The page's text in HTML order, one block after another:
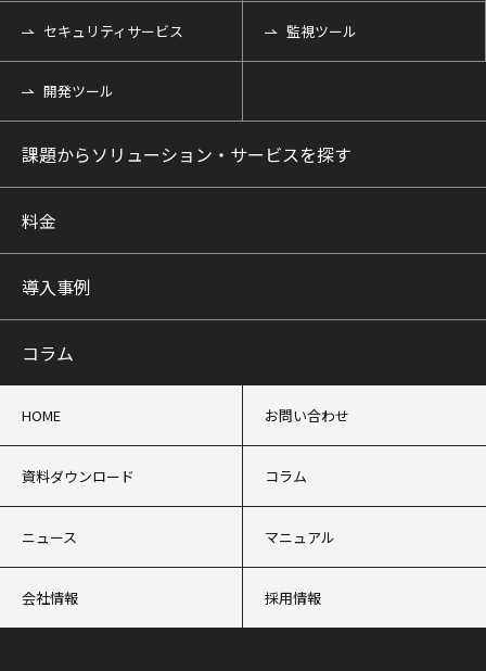
セキュリティサービス 監視ツール
開発ツール
課題からソリューション・サービスを探す
料金
導入事例
コラム
HOME お問い合わせ
資料ダウンロード コラム
ニュース マニュアル
会社情報 採用情報